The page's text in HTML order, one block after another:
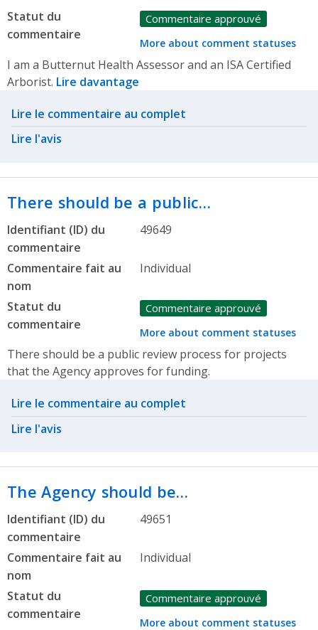
Statut du
commentaire
Commentaire approuvé
More about comment statuses
I am a Butternut Health Assessor and an ISA Certified
Arborist. Lire davantage
Related actions
Lire le commentaire au complet
Lire l'avis
There should be a public…
Identifiant (ID) du
commentaire
49649
Commentaire fait au
nom
Individual
Statut du
commentaire
Commentaire approuvé
More about comment statuses
There should be a public review process for projects
that the Agency approves for funding.
Related actions
Lire le commentaire au complet
Lire l'avis
The Agency should be…
Identifiant (ID) du
commentaire
49651
Commentaire fait au
nom
Individual
Statut du
commentaire
Commentaire approuvé
More about comment statuses